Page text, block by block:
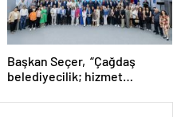
Başkan Seçer, “Çağdaş
belediyecilik; hizmet
yönetime ortak etmektir.”